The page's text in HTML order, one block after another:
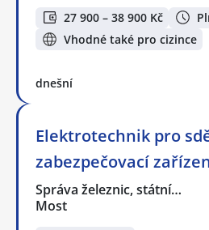
27 900 – 38 900 Kč
Vhodné také pro cizince
dnešní
Elektrotechnik pro
zabezpečovací
Správa železnic, státní…
Most